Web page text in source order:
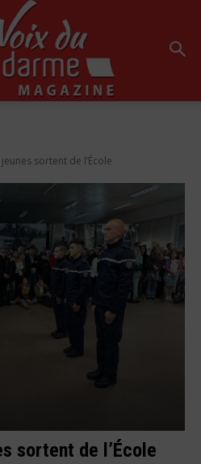
sortent de l’École
sortent de l’École